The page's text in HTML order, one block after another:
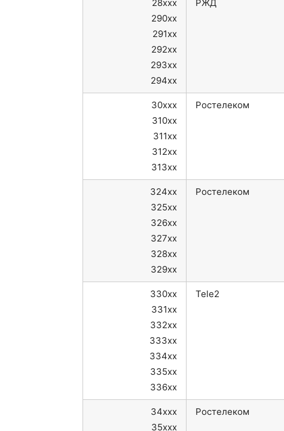
28xxx
290xx
291xx
292xx
293xx
294xx
РЖД
30xxx
310xx
311xx
312xx
313xx
Ростелеком
324xx
325xx
326xx
327xx
328xx
329xx
Ростелеком
330xx
331xx
332xx
333xx
334xx
335xx
336xx
Tele2
34xxx
35xxx
Ростелеком